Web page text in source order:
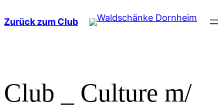
Inhalt
Zurück zum Club
Club _ Culture m/